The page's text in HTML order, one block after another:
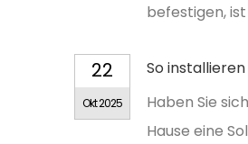
befestigen,
22
Okt 2025
So
Haben Sie
Hause eine